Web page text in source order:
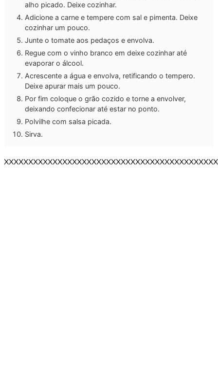
alho picado. Deixe cozinhar.
Adicione a carne e tempere com sal e pimenta. Deixe
cozinhar um pouco.
Junte o tomate aos pedaços e envolva.
Regue com o vinho branco em deixe cozinhar até
evaporar o álcool.
Acrescente a água e envolva, retificando o tempero.
Deixe apurar mais um pouco.
Por fim coloque o grão cozido e torne a envolver,
deixando confecionar até estar no ponto.
Polvilhe com salsa picada.
Sirva.